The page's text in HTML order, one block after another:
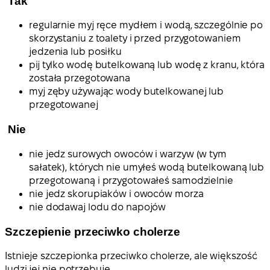
regularnie myj ręce mydłem i wodą, szczególnie po
skorzystaniu z toalety i przed przygotowaniem
jedzenia lub posiłku
pij tylko wodę butelkowaną lub wodę z kranu, która
została przegotowana
myj zęby używając wody butelkowanej lub
przegotowanej
Nie
nie jedz surowych owoców i warzyw (w tym
sałatek), których nie umyłeś wodą butelkowaną lub
przegotowaną i przygotowałeś samodzielnie
nie jedz skorupiaków i owoców morza
nie dodawaj lodu do napojów
Szczepienie przeciwko cholerze
Istnieje szczepionka przeciwko cholerze, ale większość